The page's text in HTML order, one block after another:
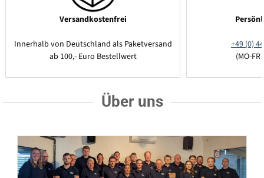
Versandkostenfrei
Innerhalb von Deutschland als Paketversand
ab 100,- Euro Bestellwert
+49 (0)
(MO-
Über uns